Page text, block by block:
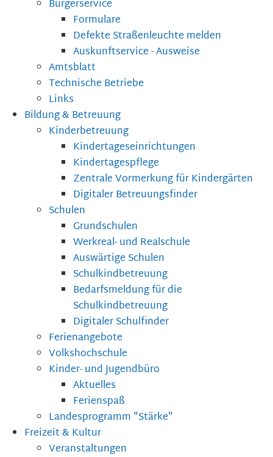
Bürgerservice
Formulare
Defekte Straßenleuchte melden
Auskunftservice - Ausweise
Amtsblatt
Technische Betriebe
Links
Bildung & Betreuung
Kinderbetreuung
Kindertageseinrichtungen
Kindertagespflege
Zentrale Vormerkung für Kindergärten
Digitaler Betreuungsfinder
Schulen
Grundschulen
Werkreal- und Realschule
Auswärtige Schulen
Schulkindbetreuung
Bedarfsmeldung für die
Schulkindbetreuung
Digitaler Schulfinder
Ferienangebote
Volkshochschule
Kinder- und Jugendbüro
Aktuelles
Ferienspaß
Landesprogramm "Stärke"
Freizeit & Kultur
Veranstaltungen